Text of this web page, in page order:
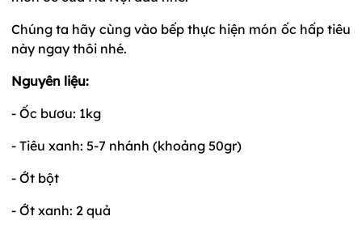
Chúng ta hãy cùng vào bếp thực hiện món ốc hấp tiêu
này ngay thôi nhé.
Nguyên liệu:
- Ốc bươu: 1kg
- Tiêu xanh: 5-7 nhánh (khoảng 50gr)
- Ớt bột
- Ớt xanh: 2 quả